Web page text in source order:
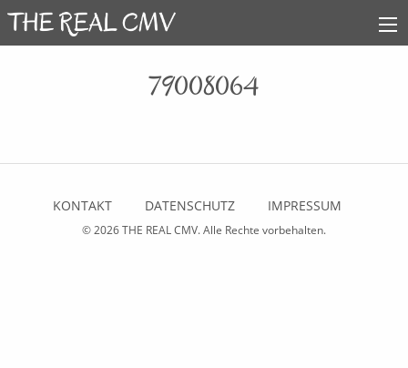
79008064
KONTAKT DATENSCHUTZ IMPRESSUM
© 2026THE REAL CMV. Alle Rechte vorbehalten.